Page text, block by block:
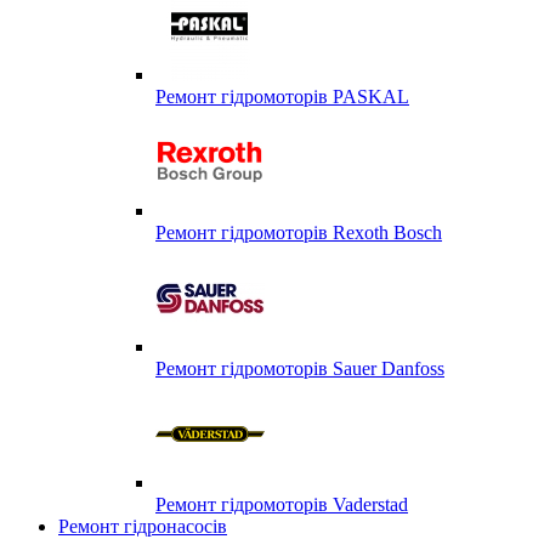
Ремонт гідромоторів PASKAL
Ремонт гідромоторів Rexoth Bosch
Ремонт гідромоторів Sauer Danfoss
Ремонт гідромоторів Vaderstad
Ремонт гідронасосів